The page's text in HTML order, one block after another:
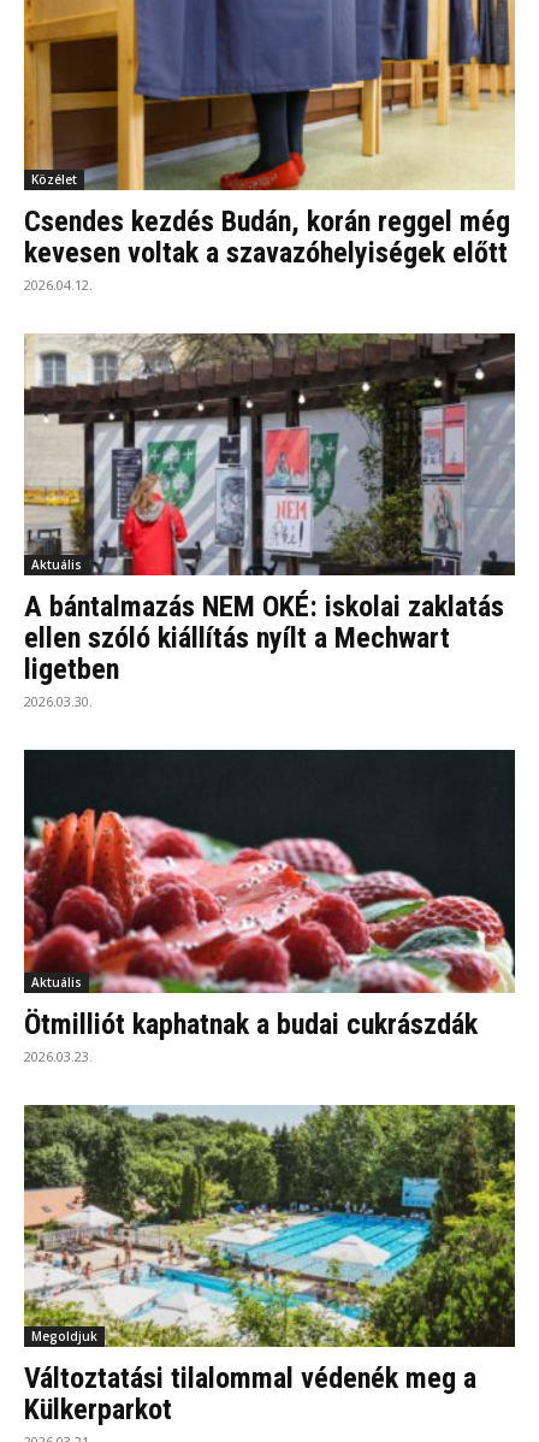
Közélet
Csendes kezdés Budán, korán reggel még
kevesen voltak a szavazóhelyiségek előtt
2026.04.12.
Aktuális
A bántalmazás NEM OKÉ: iskolai zaklatás
ellen szóló kiállítás nyílt a Mechwart
ligetben
2026.03.30.
Aktuális
Ötmilliót kaphatnak a budai cukrászdák
2026.03.23.
Megoldjuk
Változtatási tilalommal védenék meg a
Külkerparkot